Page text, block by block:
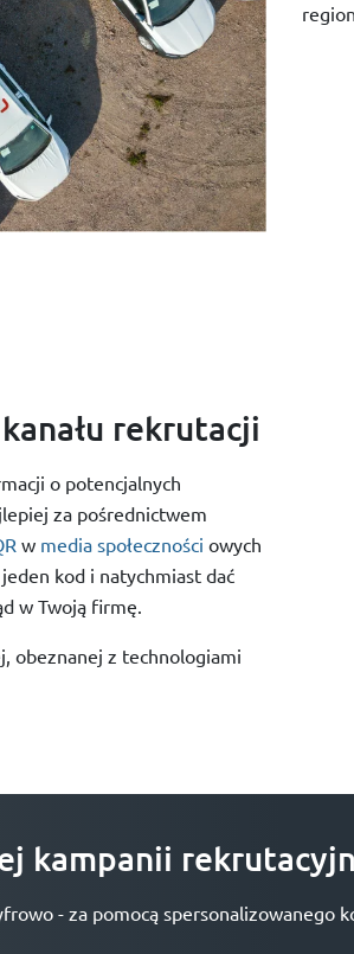
rekrutacji
o potencjalnych
za pośrednictwem
w media społeczności owych
kod i natychmiast dać
w Twoją firmę.
obeznanej z technologiami
kampanii
- za pomocą spersonalizowanego